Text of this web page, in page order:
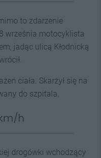
to zdarzenie
września motocyklista
jadąc ulicą Kłodnicką
ciała. Skarżył się na
do szpitala.
h
drogówki wchodzący